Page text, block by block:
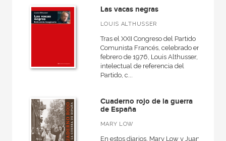
Las vacas negras
LOUIS ALTHUSSER
Tras el XXII Congreso del Partido
Comunista Francés, celebrado en
febrero de 1976, Louis Althusser,
intelectual de referencia del
Partido, c...
Cuaderno rojo de la guerra
de España
MARY LOW
En estos diarios, Mary Low y Juan